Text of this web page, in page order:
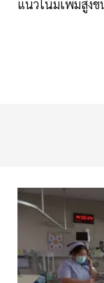
แนวโน้มเพิ่มสูง